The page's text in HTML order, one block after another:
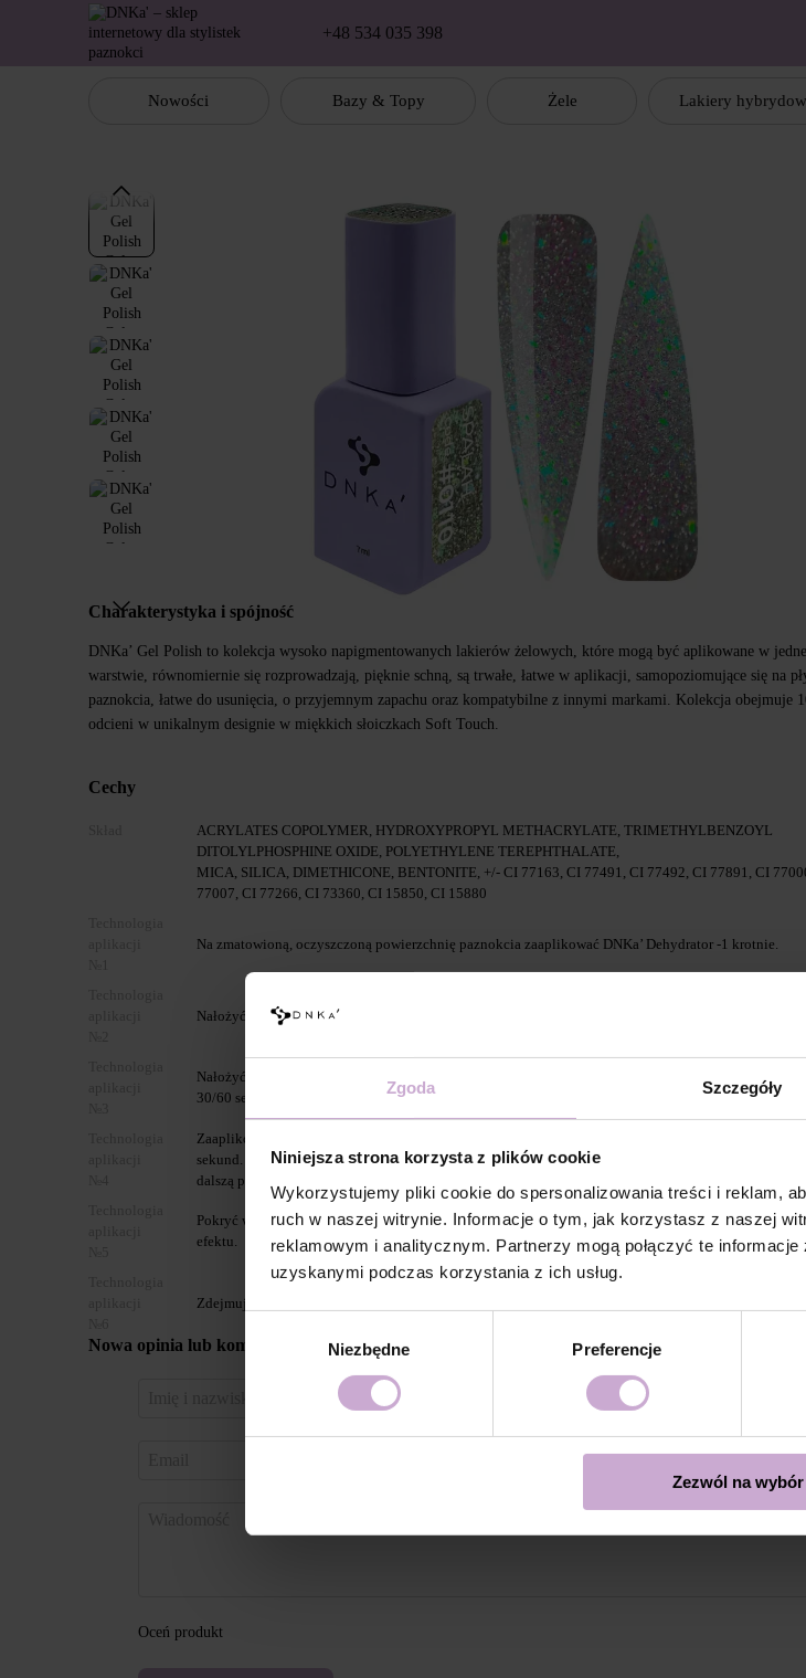
Zgoda Szczegóły
Niniejsza strona korzysta z plików cookie
Wykorzystujemy pliki cookie do spersonalizowania treści i reklam,
ruch w naszej witrynie. Informacje o tym, jak korzystasz z naszej
reklamowym i analitycznym. Partnerzy mogą połączyć te
uzyskanymi podczas korzystania z ich usług.
zgody
Niezbędne Preferencje
Zezwól na wybór
Перейти к основному контенту
+48 534 035 398
Nowości Bazy & Topy Żele Lakiery
Charakterystyka i spójność
DNKa’ Gel Polish to kolekcja wysoko napigmentowanych lakierów żelowych, które mogą być aplikowane w
warstwie, równomiernie się rozprowadzają, pięknie schną, są trwałe, łatwe w aplikacji, samopoziomujące się na
paznokcia, łatwe do usunięcia, o przyjemnym zapachu oraz kompatybilne z innymi markami. Kolekcja obejmuje
odcieni w unikalnym designie w miękkich słoiczkach Soft Touch.
Cechy
ACRYLATES COPOLYMER, HYDROXYPROPYL METHACRYLATE, TRIMETHYLBENZOYL
DITOLYLPHOSPHINE OXIDE, POLYETHYLENE TEREPHTHALATE,
MICA, SILICA, DIMETHICONE, BENTONITE, +/- CI 77163, CI 77491, CI 77492, CI 77891, CI
77007, CI 77266, CI 73360, CI 15850, CI 15880
Na zmatowioną, oczyszczoną powierzchnię paznokcia zaaplikować DNKa’ Dehydrator -1 krotnie.
Nałożyć jednokrotnie, primer DNKa’ Ultrabond dla dodatkowej przyczepności.
Nałożyć bazę DNKa’ Multi Base/ Low Acid Base / Rubber Base i utwardzić w lampie LED 48W/36 W
30/60 sekund
Zaaplikować 1 równomierną warstwę DNKa’ Gel Polish i utwardzić w lampie LED 48W/36W przez 60/
sekund. Za dla uzyskania bardziej nasycone kolorystycznie powłoki, zaleca się aplikacja drugiej
dalszą polimeryzacją.
Pokryć wybranym topem DNKa’ i utwardzić w lampie LED 48W/36w przez 120 sekund dla
efektu.
Zdejmujemy Gel Polish Color za pomocą Gel Remover lub poprzez piłowanie.
Nowa opinia lub komentarz
Oceń produkt